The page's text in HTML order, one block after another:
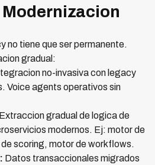
no tiene que ser permanente.
gradual:
no-invasiva con legacy
Voice agents operativos sin
Extraccion gradual de logica de
modernos. Ej: motor de
scoring, motor de workflows.
Datos transaccionales migrados